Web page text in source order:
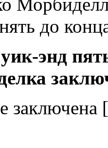
до
энд